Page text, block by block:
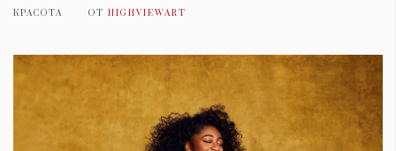
КРАСОТА ОТ HIGHVIEWART
Dialogue
Красота
За нас
Политика за
поверителност
ModerenDom